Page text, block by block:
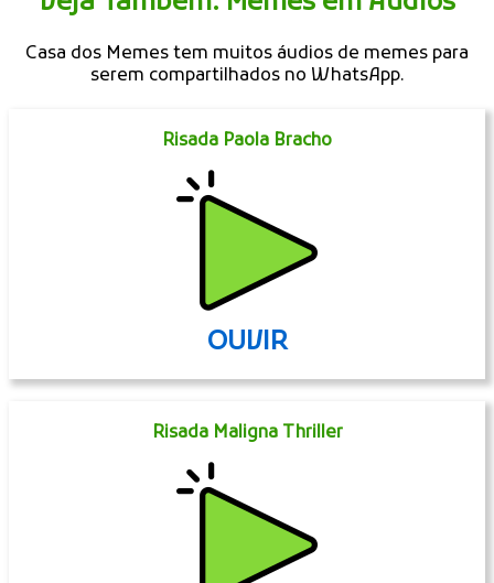
Casa dos Memes tem muitos áudios de memes para
serem compartilhados no WhatsApp.
Risada Paola Bracho
OUVIR
Risada Maligna Thriller